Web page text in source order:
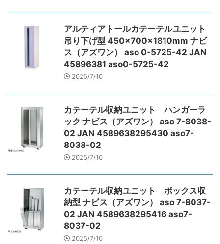
アルティアトールカテーテルユニット
吊り下げ型 450×700×1810mm ナビ
ス（アズワン） aso 0-5725-42 JAN
45896381 aso0-5725-42
2025/7/10
カテーテル収納ユニット ハンガーラ
ック ナビス（アズワン） aso 7-8038-
02 JAN 4589638295430 aso7-
8038-02
2025/7/10
カテーテル収納ユニット ボックス収
納型 ナビス（アズワン） aso 7-8037-
02 JAN 4589638295416 aso7-
8037-02
2025/7/10